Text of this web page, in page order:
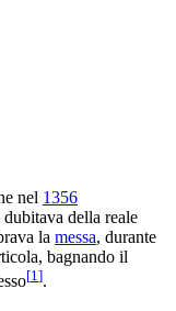
nel 1356
dubitava della reale
la messa, durante
bagnando il
[1 ].